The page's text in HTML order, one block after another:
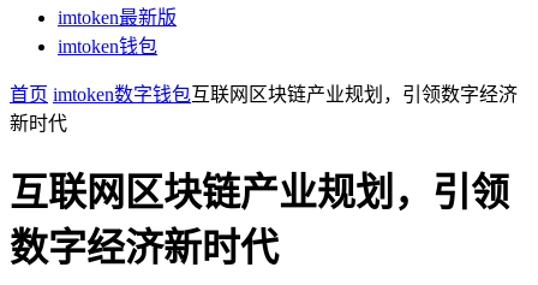
imtoken最新版
imtoken钱包
首页 imtoken数字钱包互联网区块链产业规划，引领数字经济
新时代
互联网区块链产业规划，引领
数字经济新时代